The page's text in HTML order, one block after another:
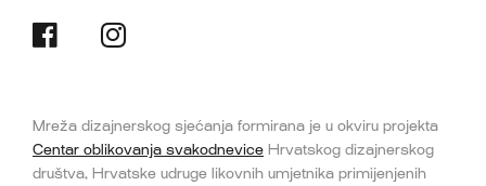
Mreža dizajnerskog sjećanja formirana je u okviru projekta
Centar oblikovanja svakodnevice Hrvatskog dizajnerskog
društva, Hrvatske udruge likovnih umjetnika primijenjenih